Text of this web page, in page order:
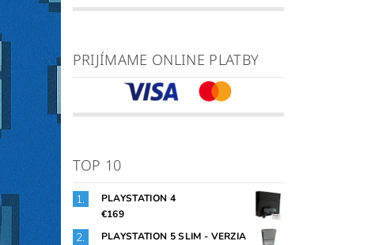
PRIJÍMAME ONLINE PLATBY
TOP 10
PLAYSTATION 4
€169
PLAYSTATION 5 SLIM - VERZIA